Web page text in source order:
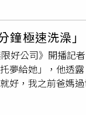
的不知道我該不
在知道反對無效
還是會不忍心塞
演出機會。（圖
世駿攝）直到這
，我演的角色就
的背景，導演旅
似因爸爸的聲音
兒對爸爸的聲音
個片段，而是一
，就已經和爸爸
片能替數百萬人
片曝光後，大批
」、「父女第一
拿去大巨蛋還他
上警車崩潰落淚
，情緒便自然湧
面對與鼓鼓的
鼓提分手」的戲
入的情緒嚇到。
極速洗澡」
好公司》開播記
夢給她」，他透
好，我之前爸媽
（圖／侯世駿攝
搞到插管，走要